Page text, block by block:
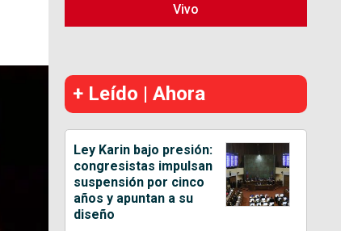
Vivo
+ Leído | Ahora
Ley Karin bajo presión:
congresistas impulsan
suspensión por cinco
años y apuntan a su
diseño